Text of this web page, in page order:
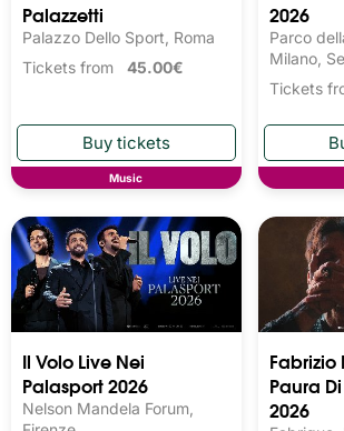
Palazzetti
Palazzo Dello Sport, Roma
Tickets from 45.00€
Music
2026
Parco
Milano,
Tickets
Il Volo Live Nei
Palasport 2026
Nelson Mandela Forum,
Fabrizio
Paura
2026